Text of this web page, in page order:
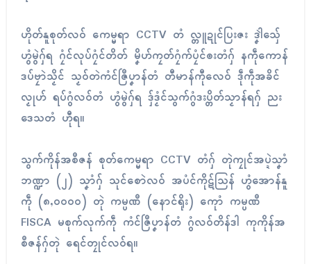
ဟိုတ်နူစုတ်လဝ် ကေမ္မရာ CCTV တံ လ္တူဍုၚ်ပြးဇး ဒၞါဲသှ်ေ
ဟွံမွဲဂှ်ရ ဂၠံၚ်လုပ်ဂၠံၚ်တိတ် မၞိဟ်ကၠတ်ဂၠံက်ပၠံၚ်ၜးတံဂှ် နကဵုကောန်
ဒပ်ဗၠာဲသၟိၚ် သၟဝ်တဲကံၚ်ဇြဳပၞာန်တံ တီမာန်ကီုလေဝ် ဒဵုကဵုအခိၚ်
လၟုဟ် ရပ်ဂွံလဝ်တံ ဟွံမွဲဂှ်ရ ဒှ်ဒၟံၚ်သွက်ဂွံဒးပ္တိတ်သၟာန်ရဂှ် ညး
ဒေသတံ ဟီုရ။
သွက်ကိုန်အစဳဇန် စုတ်ကေမ္မရာ CCTV တံဂှ် တုဲကၠုၚ်အပ္ဍဲသၞာံ
ဘဏ္ဍာ (၂) သၞာံဂှ် သုၚ်စောဲလဝ် အပံၚ်ကိုဋ်သြန် ဟွံအောန်နူ
ကဵု (၈,၀၀၀၀) တုဲ ကမ္ပဏဳ (နောၚ်ရိုး) ကေုာံ ကမ္ပဏဳ
FISCA မစုက်လုက်ကဵု ကံၚ်ဇြဳပၞာန်တံ ဂွံလဝ်တိန်ဒါ ကုကိုန်အ
စဳဇန်ဂှ်တုဲ ရေၚ်တၠုၚ်လဝ်ရ။